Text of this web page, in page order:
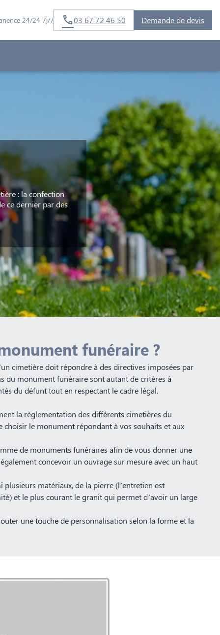
24/24 7j/7 03 67 72 46 50 Demande de devis
: la confection
ce dernier par des
funéraire ?
cimetière doit répondre à des directives imposées par
du monument funéraire sont autant de critères à
du défunt tout en respectant le cadre légal.
la règlementation des différents cimetières du
le monument répondant à vos souhaits et aux
de monuments funéraires afin de vous donner une
concevoir un ouvrage sur mesure avec un haut
matériaux, de la pierre (l’entretien est
et le plus courant le granit qui permet d’avoir un large
une touche de personnalisation selon la forme et la